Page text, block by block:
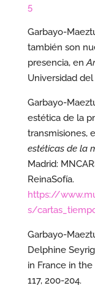
5
Garbayo-
también son
presencia, en
Universidad del
Garbayo-
estética de la
transmisiones,
estéticas de la
Madrid:
ReinaSofía.
https://
s/
Garbayo-
Delphine
in France in the
117, 200-204.